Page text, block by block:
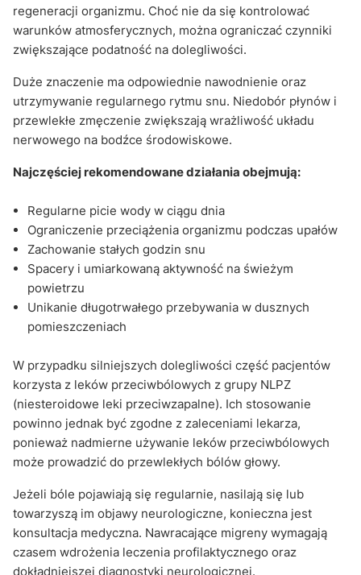
regeneracji organizmu. Choć nie da się kontrolować
warunków atmosferycznych, można ograniczać czynniki
zwiększające podatność na dolegliwości.
Duże znaczenie ma odpowiednie nawodnienie oraz
utrzymywanie regularnego rytmu snu. Niedobór płynów i
przewlekłe zmęczenie zwiększają wrażliwość układu
nerwowego na bodźce środowiskowe.
Najczęściej rekomendowane działania obejmują:
Regularne picie wody w ciągu dnia
Ograniczenie przeciążenia organizmu podczas upałów
Zachowanie stałych godzin snu
Spacery i umiarkowaną aktywność na świeżym
powietrzu
Unikanie długotrwałego przebywania w dusznych
pomieszczeniach
W przypadku silniejszych dolegliwości część pacjentów
korzysta z leków przeciwbólowych z grupy NLPZ
(niesteroidowe leki przeciwzapalne). Ich stosowanie
powinno jednak być zgodne z zaleceniami lekarza,
ponieważ nadmierne używanie leków przeciwbólowych
może prowadzić do przewlekłych bólów głowy.
Jeżeli bóle pojawiają się regularnie, nasilają się lub
towarzyszą im objawy neurologiczne, konieczna jest
konsultacja medyczna. Nawracające migreny wymagają
czasem wdrożenia leczenia profilaktycznego oraz
dokładniejszej diagnostyki neurologicznej.